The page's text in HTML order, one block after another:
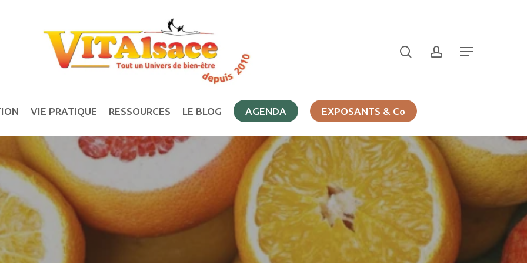
Menu
VIE PRATIQUE RESSOURCES LE BLOG AGENDA EXPOSANTS & Co